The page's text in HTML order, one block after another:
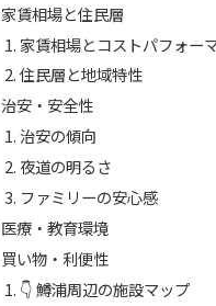
家賃相場と住民層
家賃相場とコストパフォー
住民層と地域特性
治安・安全性
治安の傾向
夜道の明るさ
ファミリーの安心感
医療・教育環境
買い物・利便性
👇 鱒浦周辺の施設マップ